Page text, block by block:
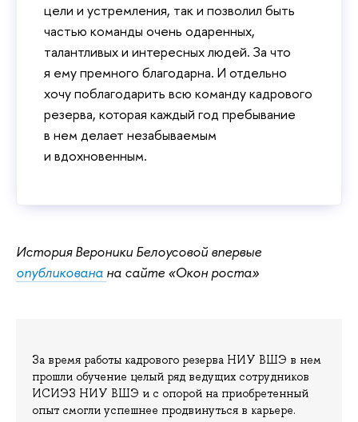
цели и устремления, так и позволил быть
частью команды очень одаренных,
талантливых и интересных людей. За что
я ему премного благодарна. И отдельно
хочу поблагодарить всю команду кадрового
резерва, которая каждый год пребывание
в нем делает незабываемым
и вдохновенным.
История Вероники Белоусовой впервые
опубликована на сайте «Окон роста»
За время работы кадрового резерва НИУ ВШЭ в нем
прошли обучение целый ряд ведущих сотрудников
ИСИЭЗ НИУ ВШЭ и с опорой на приобретенный
опыт смогли успешнее продвинуться в карьере.